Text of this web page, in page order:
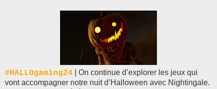
#HALLOgaming24 | On continue d’explorer les jeux qui
vont accompagner notre nuit d’Halloween avec Nightingale.